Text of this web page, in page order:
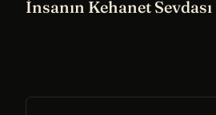
İnsanın Kehanet Sevdası